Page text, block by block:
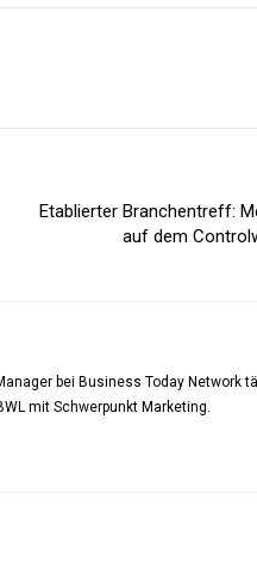
Etablierter Branchentreff:
auf dem
bei Business Today Network
mit Schwerpunkt Marketing.